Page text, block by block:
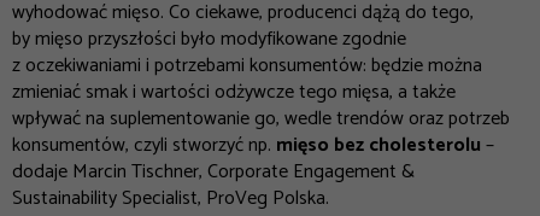
wyhodować mięso. Co ciekawe, producenci dążą do tego,
by mięso przyszłości było modyfikowane zgodnie
z oczekiwaniami i potrzebami konsumentów:będzie można
zmieniać smak i wartości odżywcze tego mięsa, a także
wpływać na suplementowanie go, wedle trendów oraz potrzeb
konsumentów, czyli stworzyć np. mięso bez cholesterolu–
dodaje Marcin Tischner, Corporate Engagement &
Sustainability Specialist, ProVeg Polska.